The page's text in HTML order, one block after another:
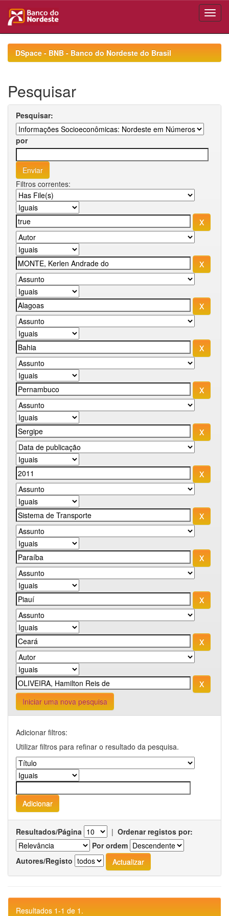
navigationDSpace - BNB - Banco do Nordeste do Brasil
Pesquisar
Pesquisar:
por
Filtros correntes:
Iniciar uma nova pesquisa
Adicionar filtros:
Utilizar filtros para refinar o resultado da pesquisa.
Resultados/Página | Ordenar registos por:
Por ordem
Autores/Registo
Resultados 1-1 de 1.